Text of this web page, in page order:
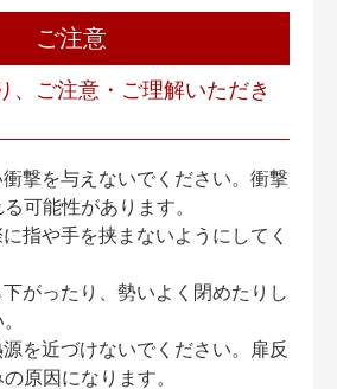
ご注意
、ご注意・ご理解いただき
撃を与えないでください。衝撃
可能性があります。
指や手を挟まないようにしてく
がったり、勢いよく閉めたりし
を近づけないでください。扉反
原因になります。